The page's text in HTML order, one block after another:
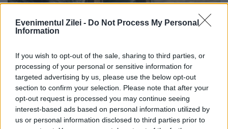
Evenimentul Zilei - Do Not Process My Personal
Information
If you wish to opt-out of the sale, sharing to third parties, or
processing of your personal or sensitive information for
targeted advertising by us, please use the below opt-out
section to confirm your selection. Please note that after your
opt-out request is processed you may continue seeing
interest-based ads based on personal information utilized by
us or personal information disclosed to third parties prior to
VALUL MONSTRUOS. Un GIGANT de 24
de METRI ÎNĂLȚIME lovește COASTA. A
SPARTE toate RECORDURILE